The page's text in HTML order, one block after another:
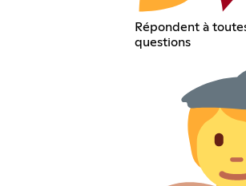
Répondent à
questions